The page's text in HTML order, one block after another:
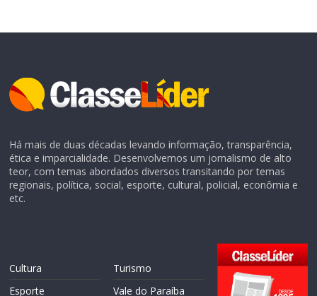
Há mais de duas décadas levando informação, transparência,
ética e imparcialidade. Desenvolvemos um jornalismo de alto
teor, com temas abordados diversos transitando por temas
regionais, política, social, esporte, cultural, policial, econômia e
etc.
Cultura
Esporte
Turismo
Vale do Paraíba